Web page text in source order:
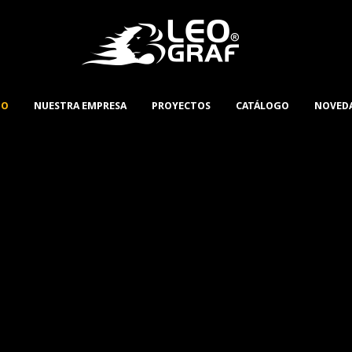
NUESTRA EMPRESA PROYECTOS CATÁLOGO